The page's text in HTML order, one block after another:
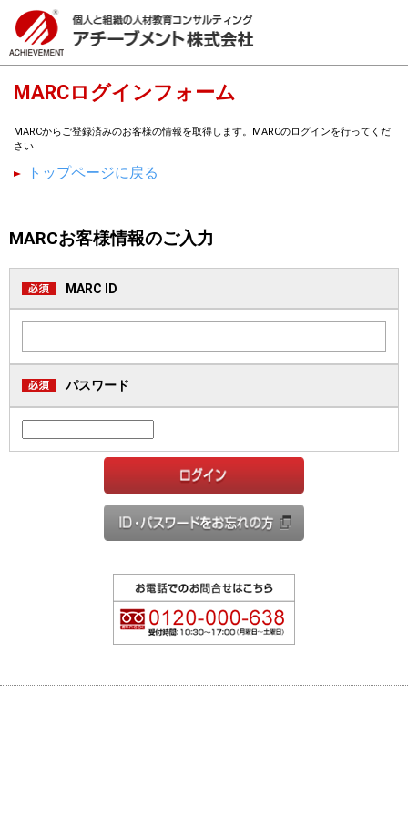
MARCログインフォーム
MARCからご登録済みのお客様の情報を取得します。MARCのログインを行ってくだ
さい
トップページに戻る
MARCお客様情報のご入力
MARC ID
パスワード